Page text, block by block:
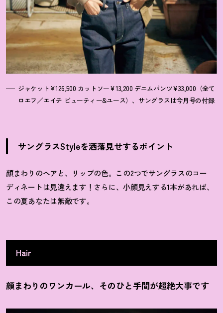
ジャケット¥126,500 カットソー¥13,200 デニムパンツ¥33,000（全て
ロエフ／エイチ ビューティー&ユース）、サングラスは今月号の付録
サングラスStyleを洒落見せするポイント
顔まわりのヘアと、リップの色。この2つでサングラスのコー
ディネートは見違えます！ さらに、小顔見えする1本があれば、
この夏あなたは無敵です。
Hair
顔まわりのワンカール、そのひと手間が超絶大事です